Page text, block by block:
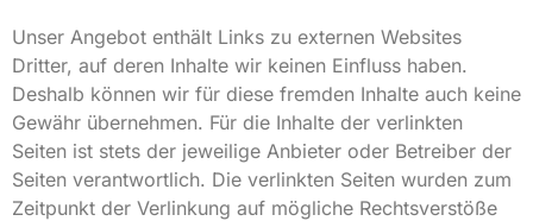
Unser Angebot enthält Links zu externen Websites
Dritter, auf deren Inhalte wir keinen Einfluss haben.
Deshalb können wir für diese fremden Inhalte auch keine
Gewähr übernehmen. Für die Inhalte der verlinkten
Seiten ist stets der jeweilige Anbieter oder Betreiber der
Seiten verantwortlich. Die verlinkten Seiten wurden zum
Zeitpunkt der Verlinkung auf mögliche Rechtsverstöße